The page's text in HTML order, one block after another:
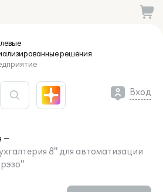
решения
Вход
8" для автоматизации